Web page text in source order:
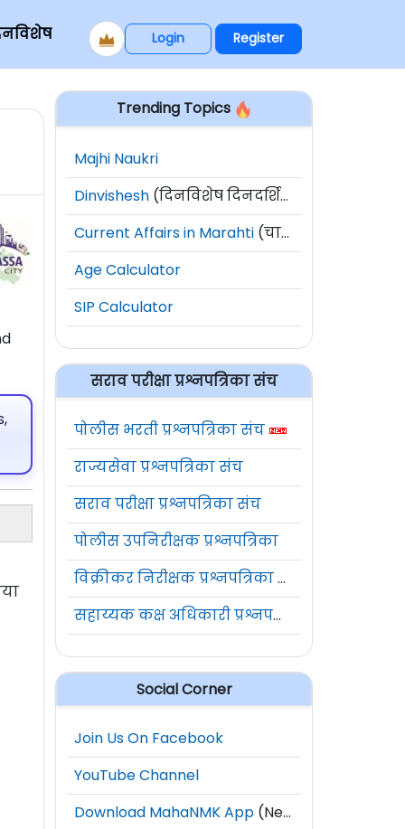
Login Register
Trending Topics
Majhi Naukri
Dinvishesh (दिनविशेष दिनदर्शिका)
Current Affairs in Marahti (चालू घडामोडी)
Age Calculator
SIP Calculator
सराव परीक्षा प्रश्नपत्रिका संच
पोलीस भरती प्रश्नपत्रिका संच
राज्यसेवा प्रश्नपत्रिका संच
सराव परीक्षा प्रश्नपत्रिका संच
पोलीस उपनिरीक्षक प्रश्नपत्रिका
विक्रीकर निरीक्षक प्रश्नपत्रिका संच
सहाय्यक कक्ष अधिकारी प्रश्नपत्रिका संच
Social Corner
Join Us On Facebook
YouTube Channel
Download MahaNMK App (New)